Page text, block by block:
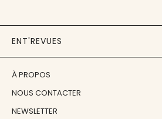
ENT'REVUES
À PROPOS
NOUS CONTACTER
NEWSLETTER